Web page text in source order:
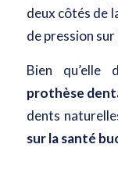
deux côtés de
de pression
Bien qu’elle
prothèse
dents
sur la santé